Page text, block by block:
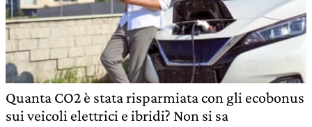
Quanta CO2 è stata risparmiata con gli ecobonus
sui veicoli elettrici e ibridi? Non si sa